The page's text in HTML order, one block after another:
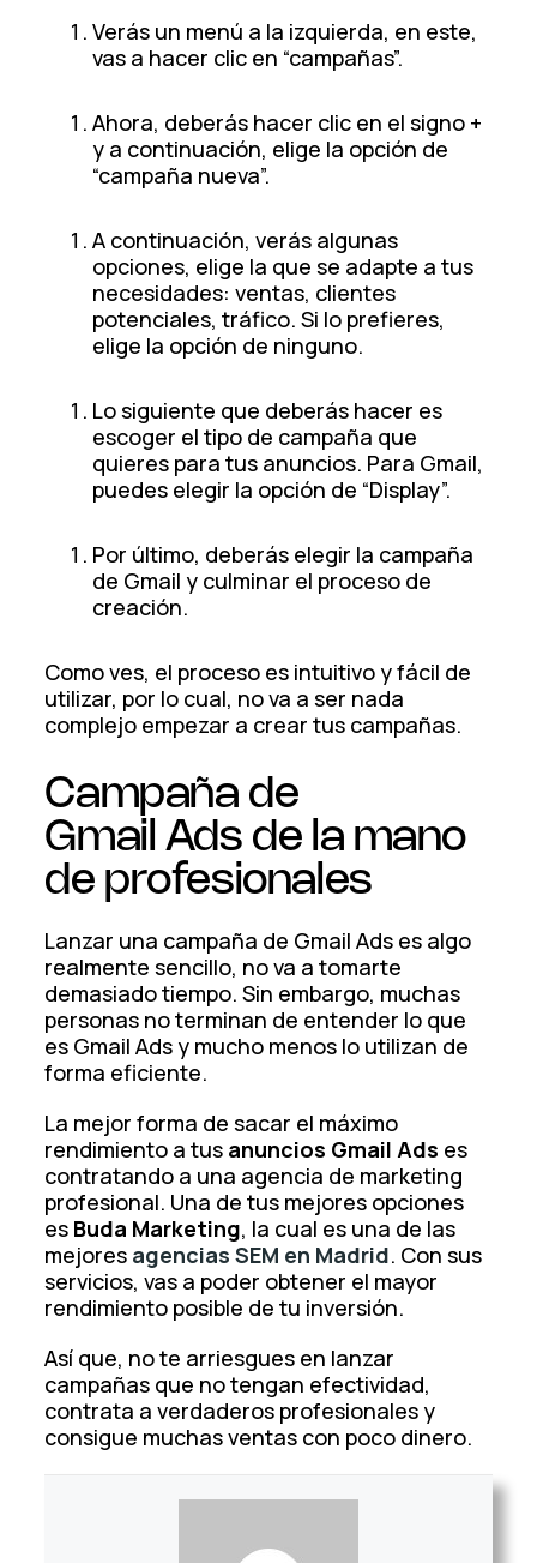
Verás un menú a la izquierda, en este,
vas a hacer clic en “campañas”.
Ahora, deberás hacer clic en el signo +
y a continuación, elige la opción de
“campaña nueva”.
A continuación, verás algunas
opciones, elige la que se adapte a tus
necesidades: ventas, clientes
potenciales, tráfico. Si lo prefieres,
elige la opción de ninguno.
Lo siguiente que deberás hacer es
escoger el tipo de campaña que
quieres para tus anuncios. Para Gmail,
puedes elegir la opción de “Display”.
Por último, deberás elegir la campaña
de Gmail y culminar el proceso de
creación.
Como ves, el proceso es intuitivo y fácil de
utilizar, por lo cual, no va a ser nada
complejo empezar a crear tus campañas.
Campaña de
Gmail Ads de la mano
de profesionales
Lanzar una campaña de Gmail Ads es algo
realmente sencillo, no va a tomarte
demasiado tiempo. Sin embargo, muchas
personas no terminan de entender lo que
es Gmail Ads y mucho menos lo utilizan de
forma eficiente.
La mejor forma de sacar el máximo
rendimiento a tus anuncios Gmail Ads es
contratando a una agencia de marketing
profesional. Una de tus mejores opciones
es Buda Marketing, la cual es una de las
mejores agencias SEM en Madrid. Con sus
servicios, vas a poder obtener el mayor
rendimiento posible de tu inversión.
Así que, no te arriesgues en lanzar
campañas que no tengan efectividad,
contrata a verdaderos profesionales y
consigue muchas ventas con poco dinero.